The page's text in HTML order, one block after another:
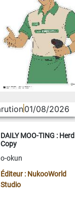
01/08/2026
DAILY MOO-TING : Herd
Copy
o-okun
Éditeur : NukooWorld
Studio